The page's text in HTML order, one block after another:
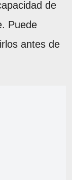
de
Puede
antes de